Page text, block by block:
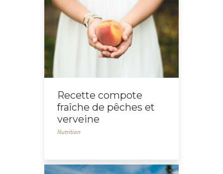
Recette compote
fraîche de pêches et
verveine
Nutrition